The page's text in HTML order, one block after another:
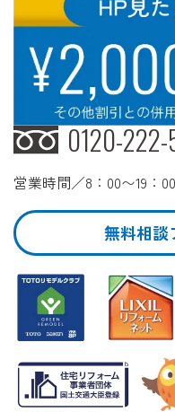
0120-
営業時間／8：00〜19：
無料相談